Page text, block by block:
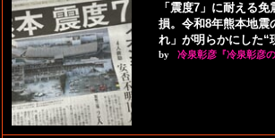
「震度7」に耐える
損。令和8年熊本地震
れ」が明らかにした“
by 冷泉彰彦『冷泉彰彦